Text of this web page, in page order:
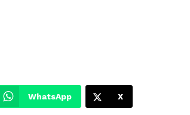
WhatsApp X